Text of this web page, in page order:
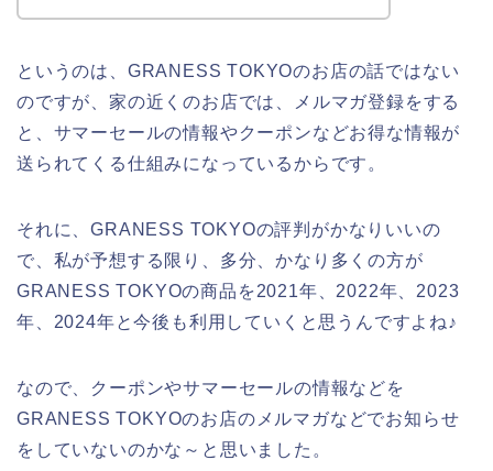
というのは、GRANESS TOKYOのお店の話ではない
のですが、家の近くのお店では、メルマガ登録をする
と、サマーセールの情報やクーポンなどお得な情報が
送られてくる仕組みになっているからです。
それに、GRANESS TOKYOの評判がかなりいいの
で、私が予想する限り、多分、かなり多くの方が
GRANESS TOKYOの商品を2021年、2022年、2023
年、2024年と今後も利用していくと思うんですよね♪
なので、クーポンやサマーセールの情報などを
GRANESS TOKYOのお店のメルマガなどでお知らせ
をしていないのかな～と思いました。